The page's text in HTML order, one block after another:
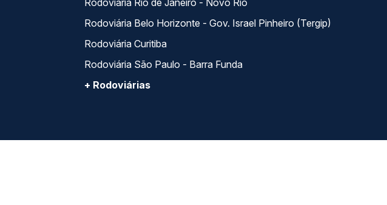
Rodoviária Rio de Janeiro - Novo Rio
Rodoviária Belo Horizonte - Gov. Israel Pinheiro (Tergip)
Rodoviária Curitiba
Rodoviária São Paulo - Barra Funda
+ Rodoviárias